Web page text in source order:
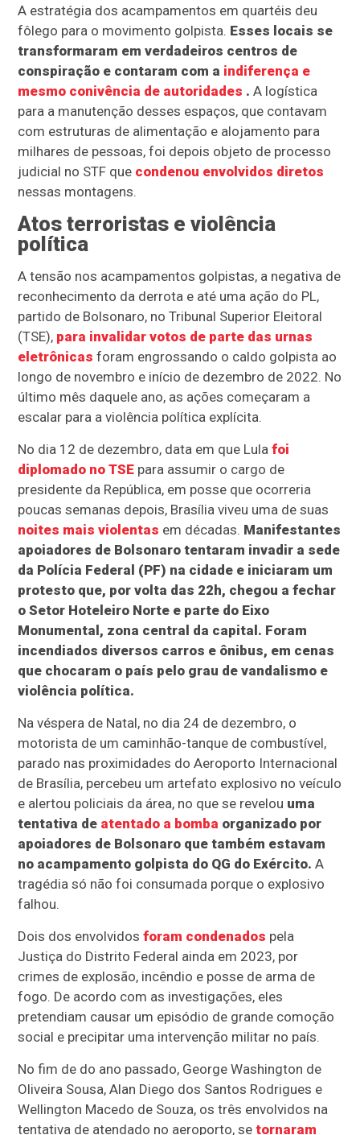
A estratégia dos acampamentos em quartéis deu
fôlego para o movimento golpista. Esses locais se
transformaram em verdadeiros centros de
conspiração e contaram com a indiferença e
mesmo conivência de autoridades . A logística
para a manutenção desses espaços, que contavam
com estruturas de alimentação e alojamento para
milhares de pessoas, foi depois objeto de processo
judicial no STF que condenou envolvidos diretos
nessas montagens.
Atos terroristas e violência
política
A tensão nos acampamentos golpistas, a negativa de
reconhecimento da derrota e até uma ação do PL,
partido de Bolsonaro, no Tribunal Superior Eleitoral
(TSE), para invalidar votos de parte das urnas
eletrônicas foram engrossando o caldo golpista ao
longo de novembro e início de dezembro de 2022. No
último mês daquele ano, as ações começaram a
escalar para a violência política explícita.
No dia 12 de dezembro, data em que Lulafoi
diplomado no TSE para assumir o cargo de
presidente da República, em posse que ocorreria
poucas semanas depois, Brasília viveu uma de suas
noites mais violentas em décadas. Manifestantes
apoiadores de Bolsonaro tentaram invadir a sede
da Polícia Federal (PF) na cidade e iniciaram um
protesto que, por volta das 22h, chegou a fechar
o Setor Hoteleiro Norte e parte do Eixo
Monumental, zona central da capital. Foram
incendiados diversos carros e ônibus, em cenas
que chocaram o país pelo grau de vandalismo e
violência política.
Na véspera de Natal, no dia 24 de dezembro, o
motorista de um caminhão-tanque de combustível,
parado nas proximidades do Aeroporto Internacional
de Brasília, percebeu um artefato explosivo no veículo
e alertou policiais da área, no que se revelou uma
tentativa de atentado a bomba organizado por
apoiadores de Bolsonaro que também estavam
no acampamento golpista do QG do Exército. A
tragédia só não foi consumada porque o explosivo
falhou.
Dois dos envolvidosforam condenados pela
Justiça do Distrito Federal ainda em 2023, por
crimes de explosão, incêndio e posse de arma de
fogo. De acordo com as investigações, eles
pretendiam causar um episódio de grande comoção
social e precipitar uma intervenção militar no país.
No fim de do ano passado, George Washington de
Oliveira Sousa, Alan Diego dos Santos Rodrigues e
Wellington Macedo de Souza, os três envolvidos na
tentativa de atendado no aeroporto, setornaram